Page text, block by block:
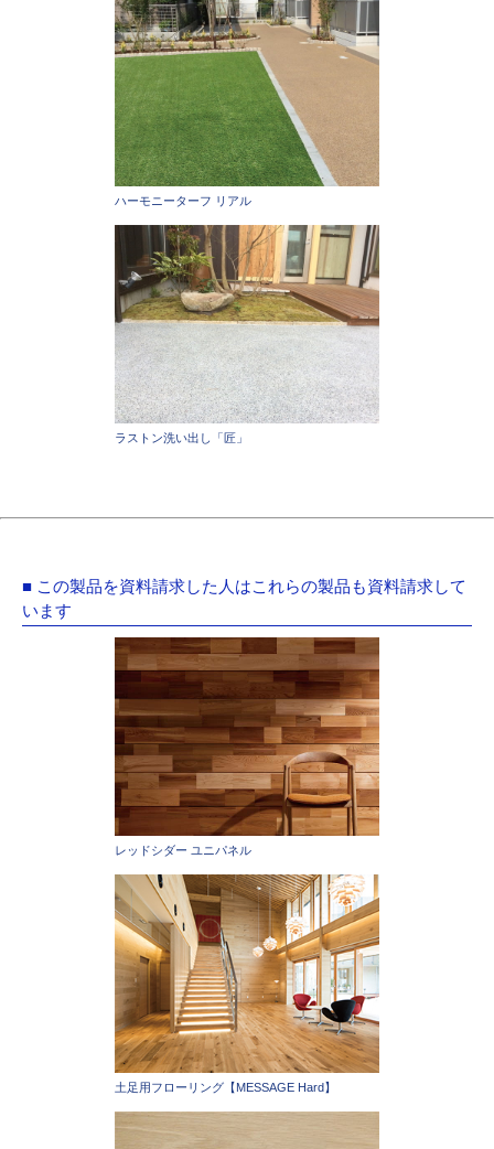
ハーモニーターフ リアル
ラストン洗い出し「匠」
■ この製品を資料請求した人はこれらの製品も資料請求して
います
レッドシダー ユニパネル
土足用フローリング【MESSAGE Hard】